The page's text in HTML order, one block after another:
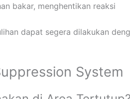
bakar, menghentikan reaksi
dapat segera dilakukan
System